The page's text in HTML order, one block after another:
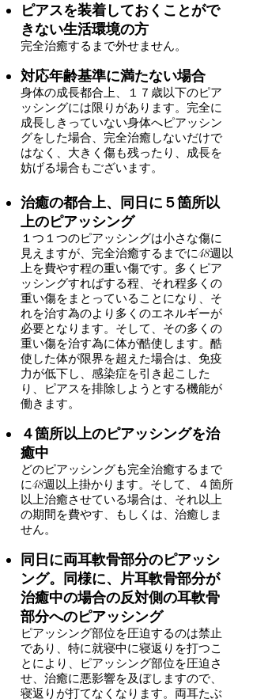
ピアスを装着しておくことがで
きない生活環境の方
完全治癒するまで外せません。
対応年齢基準に満たない場合
身体の成長都合上、１７歳以下のピア
ッシングには限りがあります。完全に
成長しきっていない身体へピアッシン
グをした場合、完全治癒しないだけで
はなく、大きく傷も残ったり、成長を
妨げる場合もございます。
治癒の都合上、同日に５箇所以
上のピアッシング
１つ１つのピアッシングは小さな傷に
見えますが、完全治癒するまでに48週以
上を費やす程の重い傷です。多くピア
ッシングすればする程、それ程多くの
重い傷をまとっていることになり、そ
れを治す為のより多くのエネルギーが
必要となります。そして、その多くの
重い傷を治す為に体が酷使します。酷
使した体が限界を超えた場合は、免疫
力が低下し、感染症を引き起こした
り、ピアスを排除しようとする機能が
働きます。
４箇所以上のピアッシングを治
癒中
どのピアッシングも完全治癒するまで
に48週以上掛かります。そして、４箇所
以上治癒させている場合は、それ以上
の期間を費やす、もしくは、治癒しま
せん。
同日に両耳軟骨部分のピアッシ
ング。同様に、片耳軟骨部分が
治癒中の場合の反対側の耳軟骨
部分へのピアッシング
ピアッシング部位を圧迫するのは禁止
であり、特に就寝中に寝返りを打つこ
とにより、ピアッシング部位を圧迫さ
せ、治癒に悪影響を及ぼしますので、
寝返りが打てなくなります。両耳たぶ